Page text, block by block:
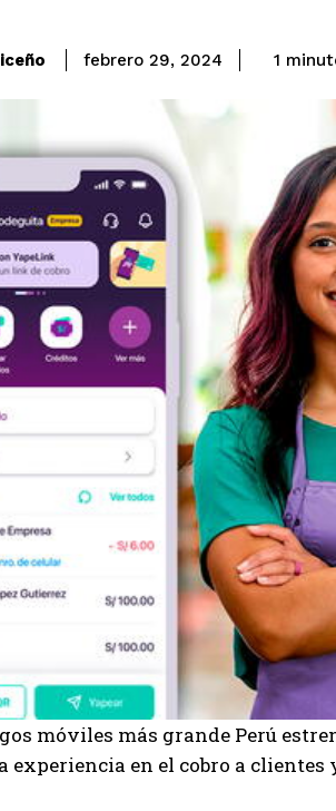
febrero 29, 2024 1
móviles más grande Perú
experiencia en el cobro a clientes